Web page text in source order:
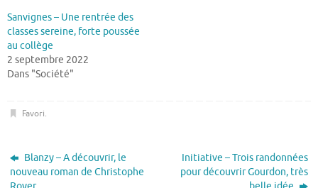
Sanvignes – Une rentrée des
classes sereine, forte poussée
au collège
2 septembre 2022
Dans "Société"
Favori.
Blanzy – A découvrir, le
nouveau roman de Christophe
Initiative – Trois randonnées
pour découvrir Gourdon, très